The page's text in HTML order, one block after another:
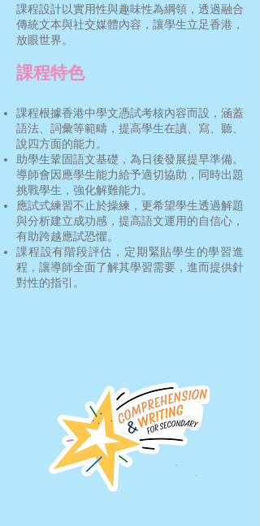
課程設計以實用性與趣味性為綱領，透過融合
傳統文本與社交媒體內容，讓學生立足香港，
放眼世界。
課程特色
課程根據香港中學文憑試考核內容而設，涵蓋
語法、詞彙等範疇，提高學生在讀、寫、聽、
說四方面的能力。
助學生鞏固語文基礎，為日後發展提早準備。
導師會因應學生能力給予適切協助，同時出題
挑戰學生，強化解難能力。
應試式練習不止於操練，更希望學生透過解題
與分析建立成功感，提高語文運用的自信心，
有助跨越應試恐懼。
課程設有階段評估，定期緊貼學生的學習進
程，讓導師全面了解其學習需要，進而提供針
對性的指引。